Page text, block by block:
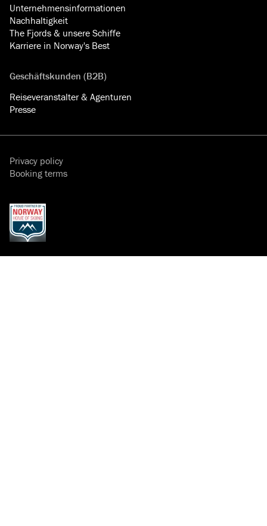
Unternehmensinformationen
Nachhaltigkeit
The Fjords & unsere Schiffe
Karriere in Norway's Best
Geschäftskunden (B2B)
Reiseveranstalter & Agenturen
Presse
Privacy policy
Booking terms